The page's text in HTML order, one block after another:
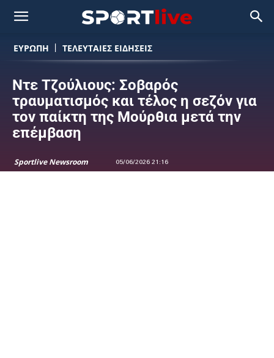
ΕΥΡΩΠΗ ΤΕΛΕΥΤΑΙΕΣ ΕΙΔΗΣΕΙΣ
Ντε Τζούλιους: Σοβαρός
τραυματισμός και τέλος η σεζόν για
τον παίκτη της Μούρθια μετά την
επέμβαση
Sportlive Newsroom 05/06/2026 21:16